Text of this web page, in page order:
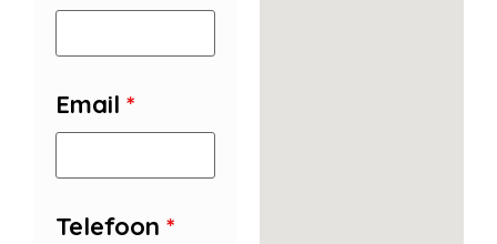
Email *
Telefoon *